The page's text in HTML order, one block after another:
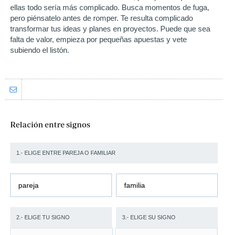
ellas todo sería más complicado. Busca momentos de fuga,
pero piénsatelo antes de romper. Te resulta complicado
transformar tus ideas y planes en proyectos. Puede que sea
falta de valor, empieza por pequeñas apuestas y vete
subiendo el listón.
Relación entre signos
1.- ELIGE ENTRE PAREJA O FAMILIAR
pareja familia
2.- ELIGE TU SIGNO 3.- ELIGE SU SIGNO